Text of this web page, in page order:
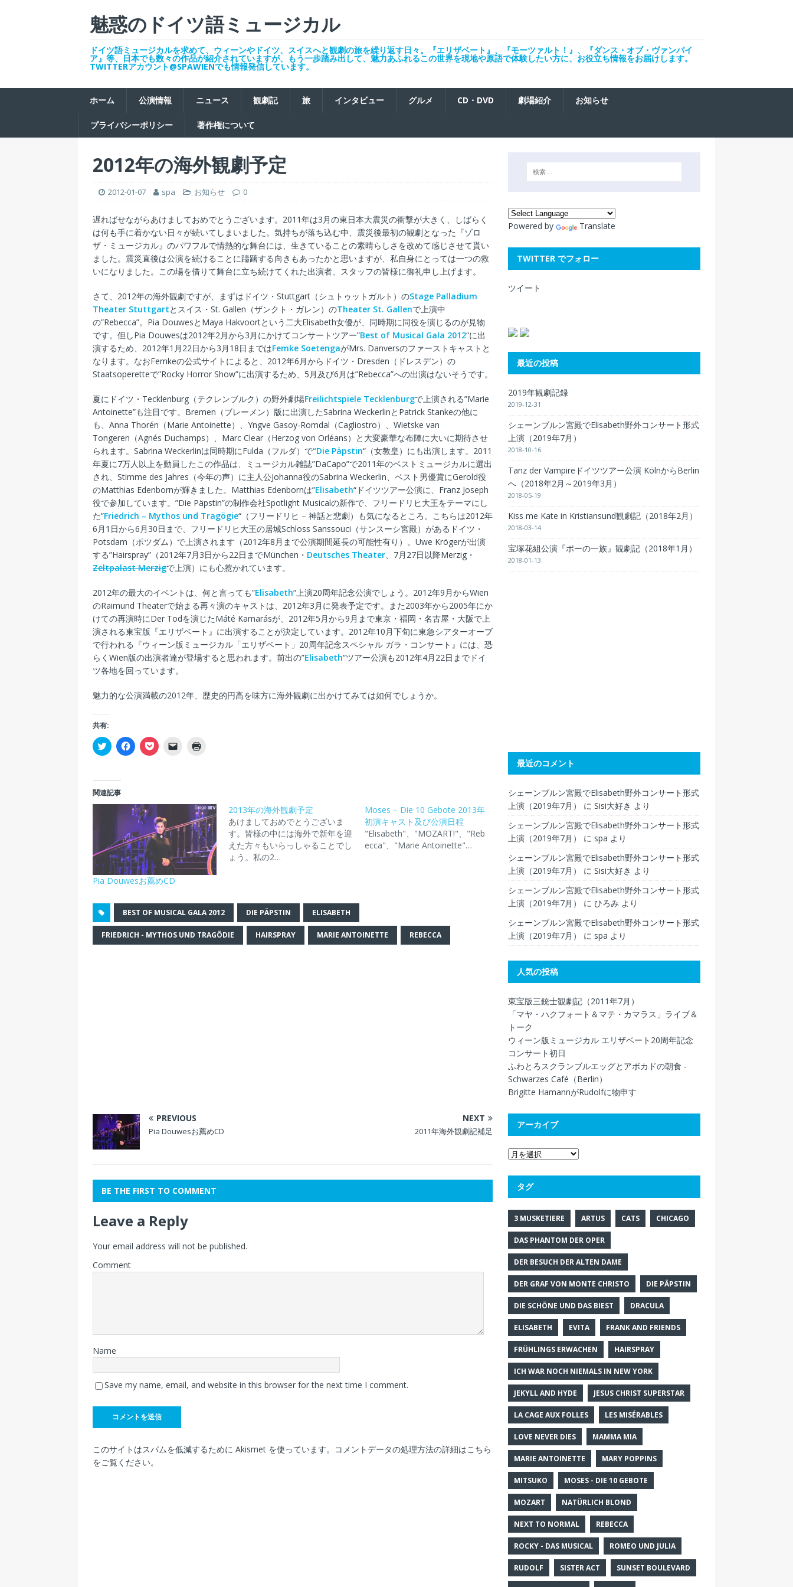
魅惑のドイツ語ミュージカル
ドイツ語ミュージカルを求めて、ウィーンやドイツ、スイスへと観劇の旅を繰り返す日々。『エリザベート』、『モーツァルト！』、『ダンス・オブ・ヴァンパイ
ア』等、日本でも数々の作品が紹介されていますが、もう一歩踏み出して、魅力あふれるこの世界を現地や原語で体験したい方に、お役立ち情報をお届けします。
TWITTERアカウント@SPAWIENでも情報発信しています。
ホーム 公演情報 ニュース 観劇記 旅 インタビュー グルメ CD・DVD 劇場紹介 お知らせ
プライバシーポリシー 著作権について
2012年の海外観劇予定
2012-01-07 spa お知らせ 0
遅ればせながらあけましておめでとうございます。2011年は3月の東日本大震災の衝撃が大きく、しばらく
は何も手に着かない日々が続いてしまいました。気持ちが落ち込む中、震災後最初の観劇となった『ゾロ
ザ・ミュージカル』のパワフルで情熱的な舞台には、生きていることの素晴らしさを改めて感じさせて貰い
ました。震災直後は公演を続けることに躊躇する向きもあったかと思いますが、私自身にとっては一つの救
いになりました。この場を借りて舞台に立ち続けてくれた出演者、スタッフの皆様に御礼申し上げます。
さて、2012年の海外観劇ですが、まずはドイツ・Stuttgart（シュトゥットガルト）のStage Palladium
Theater Stuttgartとスイス・St. Gallen（ザンクト・ガレン）のTheater St. Gallenで上演中
の”Rebecca”。Pia DouwesとMaya Hakvoortという二大Elisabeth女優が、同時期に同役を演じるのが見物
です。但しPia Douwesは2012年2月から3月にかけてコンサートツアー”Best of Musical Gala 2012“に出
演するため、2012年1月22日から3月18日まではFemke SoetengaがMrs. Danversのファーストキャストと
なります。なおFemkeの公式サイトによると、2012年6月からドイツ・Dresden（ドレスデン）の
Staatsoperetteで”Rocky Horror Show”に出演するため、5月及び6月は”Rebecca”への出演はないそうです。
夏にドイツ・Tecklenburg（テクレンブルク）の野外劇場Freilichtspiele Tecklenburgで上演される”Marie
Antoinette”も注目です。Bremen（ブレーメン）版に出演したSabrina WeckerlinとPatrick Stankeの他に
も、Anna Thorén（Marie Antoinette）、Yngve Gasoy-Romdal（Cagliostro）、Wietske van
Tongeren（Agnés Duchamps）、Marc Clear（Herzog von Orléans）と大変豪華な布陣に大いに期待させ
られます。Sabrina Weckerlinは同時期にFulda（フルダ）で“Die Päpstin“（女教皇）にも出演します。2011
年夏に7万人以上を動員したこの作品は、ミュージカル雑誌”DaCapo”で2011年のベストミュージカルに選出
され、Stimme des Jahres（今年の声）に主人公Johanna役のSabrina Weckerlin、ベスト男優賞にGerold役
のMatthias Edenbornが輝きました。Matthias Edenbornは”Elisabeth“ドイツツアー公演に、Franz Joseph
役で参加しています。”Die Päpstin”の制作会社Spotlight Musicalの新作で、フリードリヒ大王をテーマにし
た”Friedrich – Mythos und Tragögie“（フリードリヒ – 神話と悲劇）も気になるところ。こちらは2012年
6月1日から6月30日まで、フリードリヒ大王の居城Schloss Sanssouci（サンスーシ宮殿）があるドイツ・
Potsdam（ポツダム）で上演されます（2012年8月まで公演期間延長の可能性有り）。Uwe Krögerが出演
する”Hairspray”（2012年7月3日から22日までMünchen・ Deutsches Theater、7月27日以降Merzig・
Zeltpalast Merzigで上演）にも心惹かれています。
2012年の最大のイベントは、何と言っても”Elisabeth“上演20周年記念公演でしょう。2012年9月からWien
のRaimund Theaterで始まる再々演のキャストは、2012年3月に発表予定です。また2003年から2005年にか
けての再演時にDer Todを演じたMáté Kamarásが、2012年5月から9月まで東京・福岡・名古屋・大阪で上
演される東宝版『エリザベート』に出演することが決定しています。2012年10月下旬に東急シアターオーブ
で行われる『ウィーン版ミュージカル「エリザベート」20周年記念スペシャル ガラ・コンサート』には、恐
らくWien版の出演者達が登場すると思われます。前出の”Elisabeth“ツアー公演も2012年4月22日までドイ
ツ各地を回っています。
魅力的な公演満載の2012年、歴史的円高を味方に海外観劇に出かけてみては如何でしょうか。
共有:
ク
リ
て
T
w
i
で
共
有
新
し
ィ
ド
ウ
で
開
F
a
で
共
有
す
る
に
は
ク
リ
ッ
ク
く
だ
さ
い
(
新
ク
リ
c
k
e
t
で
シ
(
新
し
ィ
ン
ド
ウ
で
開
に
ー
ル
で
ン
ク
を
送
し
い
ウ
ィ
ン
ド
(
新
し
い
ウ
ィ
ン
ド
ウ
で
す
)
関連記事
Pia Douwesお薦めCD
2013年の海外観劇予定
あけましておめでとうございま
す。皆様の中には海外で新年を迎
えた方々もいらっしゃることでし
ょう。私の2…
Moses – Die 10 Gebote 2013年
初演キャスト及び公演日程
"Elisabeth"、"MOZART!"、"Reb
ecca"、"Marie Antoinette"…
BEST OF MUSICAL GALA 2012 DIE PÄPSTIN ELISABETH
FRIEDRICH - MYTHOS UND TRAGÖDIE HAIRSPRAY MARIE ANTOINETTE REBECCA
PREVIOUS
Pia Douwesお薦めCD
NEXT
2011年海外観劇記補足
BE THE FIRST TO COMMENT
Leave a Reply
Your email address will not be published.
Comment
Name
Save my name, email, and website in this browser for the next time I comment.
このサイトはスパムを低減するために Akismet を使っています。 コメントデータの処理方法の詳細はこちら
をご覧ください。
Powered by Translate
TWITTER でフォロー
ツイート
最近の投稿
2019年観劇記録
2019-12-31
シェーンブルン宮殿でElisabeth野外コンサート形式
上演（2019年7月）
2018-10-16
Tanz der Vampireドイツツアー公演 KölnからBerlin
へ（2018年2月～2019年3月）
2018-05-19
Kiss me Kate in Kristiansund観劇記（2018年2月）
2018-03-14
宝塚花組公演『ポーの一族』観劇記（2018年1月）
2018-01-13
最近のコメント
シェーンブルン宮殿でElisabeth野外コンサート形式
上演（2019年7月）
に Sisi大好き より
シェーンブルン宮殿でElisabeth野外コンサート形式
上演（2019年7月）
に spa より
シェーンブルン宮殿でElisabeth野外コンサート形式
上演（2019年7月）
に Sisi大好き より
シェーンブルン宮殿でElisabeth野外コンサート形式
上演（2019年7月）
に ひろみ より
シェーンブルン宮殿でElisabeth野外コンサート形式
上演（2019年7月）
に spa より
人気の投稿
東宝版三銃士観劇記（2011年7月）
「マヤ・ハクフォート＆マテ・カマラス」ライブ＆
トーク
ウィーン版ミュージカル エリザベート20周年記念
コンサート初日
ふわとろスクランブルエッグとアボカドの朝食 -
Schwarzes Café（Berlin）
Brigitte HamannがRudolfに物申す
アーカイブ
タグ
3 MUSKETIERE ARTUS CATS CHICAGO
DAS PHANTOM DER OPER
DER BESUCH DER ALTEN DAME
DER GRAF VON MONTE CHRISTO DIE PÄPSTIN
DIE SCHÖNE UND DAS BIEST DRACULA
ELISABETH EVITA FRANK AND FRIENDS
FRÜHLINGS ERWACHEN HAIRSPRAY
ICH WAR NOCH NIEMALS IN NEW YORK
JEKYLL AND HYDE JESUS CHRIST SUPERSTAR
LA CAGE AUX FOLLES LES MISÉRABLES
LOVE NEVER DIES MAMMA MIA
MARIE ANTOINETTE MARY POPPINS
MITSUKO MOSES - DIE 10 GEBOTE
MOZART NATÜRLICH BLOND
NEXT TO NORMAL REBECCA
ROCKY - DAS MUSICAL ROMEO UND JULIA
RUDOLF SISTER ACT SUNSET BOULEVARD